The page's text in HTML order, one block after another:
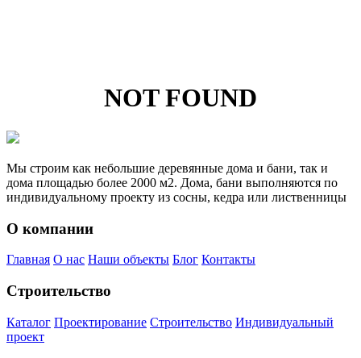
NOT FOUND
Мы строим как небольшие деревянные дома и бани, так и
дома площадью более 2000 м2. Дома, бани выполняются по
индивидуальному проекту из сосны, кедра или лиственницы
О компании
Главная О нас Наши объекты Блог Контакты
Строительство
Каталог Проектирование Строительство Индивидуальный
проект